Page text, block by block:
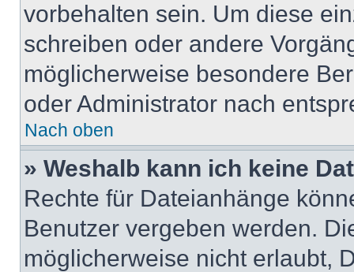
vorbehalten sein. Um diese
schreiben oder andere
möglicherweise besondere
oder Administrator nach
Nach oben
» Weshalb kann ich keine
Rechte für Dateianhänge
Benutzer vergeben werden.
möglicherweise nicht erlaubt,